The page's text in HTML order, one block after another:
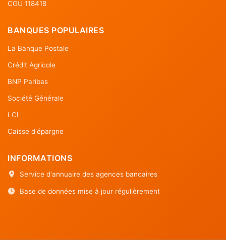
CGU 118418
BANQUES POPULAIRES
La Banque Postale
Crédit Agricole
BNP Paribas
Société Générale
LCL
Caisse d'épargne
INFORMATIONS
Service d'annuaire des agences bancaires
Base de données mise à jour régulièrement